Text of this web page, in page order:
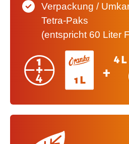
Verpackung /
Tetra-Paks
(entspricht 60 Liter